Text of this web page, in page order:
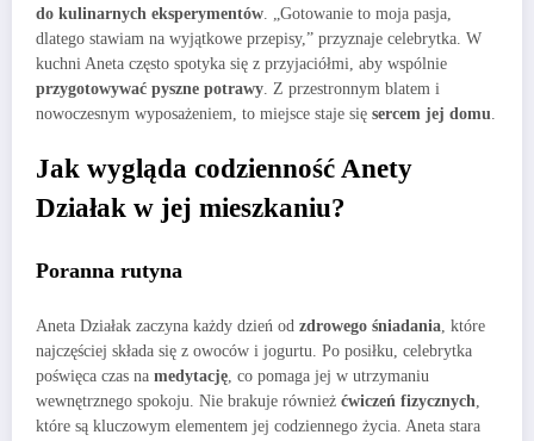
do kulinarnych eksperymentów. „Gotowanie to moja pasja,
dlatego stawiam na wyjątkowe przepisy,” przyznaje celebrytka. W
kuchni Aneta często spotyka się z przyjaciółmi, aby wspólnie
przygotowywać pyszne potrawy. Z przestronnym blatem i
nowoczesnym wyposażeniem, to miejsce staje się sercem jej domu.
Jak wygląda codzienność Anety
Działak w jej mieszkaniu?
Poranna rutyna
Aneta Działak zaczyna każdy dzień od zdrowego śniadania, które
najczęściej składa się z owoców i jogurtu. Po posiłku, celebrytka
poświęca czas na medytację, co pomaga jej w utrzymaniu
wewnętrznego spokoju. Nie brakuje również ćwiczeń fizycznych,
które są kluczowym elementem jej codziennego życia. Aneta stara